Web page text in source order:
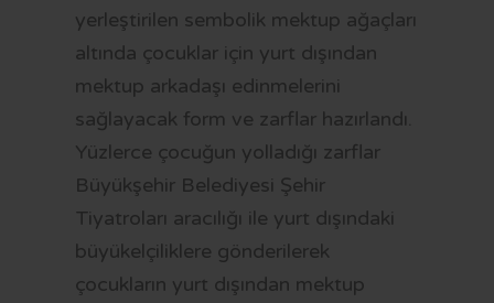
yerleştirilen sembolik mektup ağaçları
altında çocuklar için yurt dışından
mektup arkadaşı edinmelerini
sağlayacak form ve zarflar hazırlandı.
Yüzlerce çocuğun yolladığı zarflar
Büyükşehir Belediyesi Şehir
Tiyatroları aracılığı ile yurt dışındaki
büyükelçiliklere gönderilerek
çocukların yurt dışından mektup